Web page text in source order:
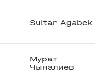
Sultan Agabek
Мурат
Чыналиев